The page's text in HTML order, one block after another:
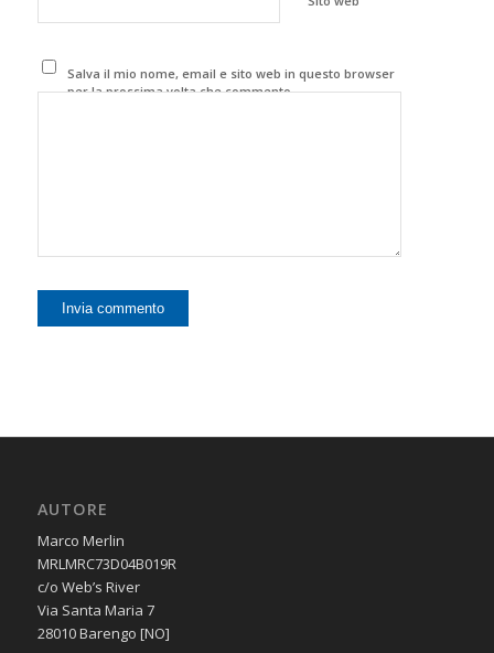
Salva il mio nome, email e sito web in questo browser
per la prossima volta che commento.
AUTORE
Marco Merlin
MRLMRC73D04B019R
c/o Web’s River
Via Santa Maria 7
28010 Barengo [NO]